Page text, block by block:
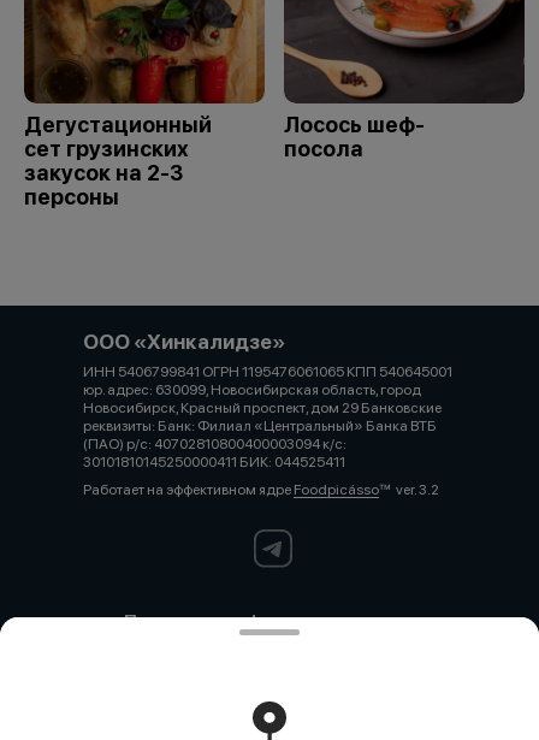
Дегустационный
сет грузинских
закусок на 2-3
персоны
Лосось шеф-
посола
ООО «Хинкалидзе»
ИНН 5406799841 ОГРН 1195476061065 КПП 540645001
юр. адрес: 630099, Новосибирская область, город
Новосибирск, Красный проспект, дом 29 Банковские
реквизиты: Банк: Филиал «Центральный» Банка ВТБ
(ПАО) р/с: 40702810800400003094 к/с:
30101810145250000411 БИК: 044525411
Работает на эффективном ядре Foodpicássover. 3.2
Политика конфиденциальности
Новокузнецк